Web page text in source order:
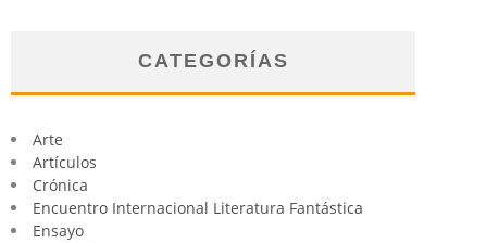
CATEGORÍAS
Arte
Artículos
Crónica
Encuentro Internacional Literatura Fantástica
Ensayo